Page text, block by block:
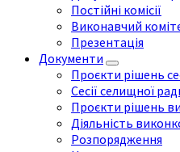
Постійні комісії
Виконавчий
Презентація
Документи
Проєкти рішень
Сесії селищної
Проєкти рішень
Діяльність
Розпорядження